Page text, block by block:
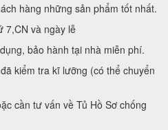
hàng những sản phẩm tốt nhất.
7,CN và ngày lễ
bảo hành tại nhà miễn phí.
kiểm tra kĩ lưỡng (có thể chuyển
cần tư vấn về Tủ Hồ Sơ chống